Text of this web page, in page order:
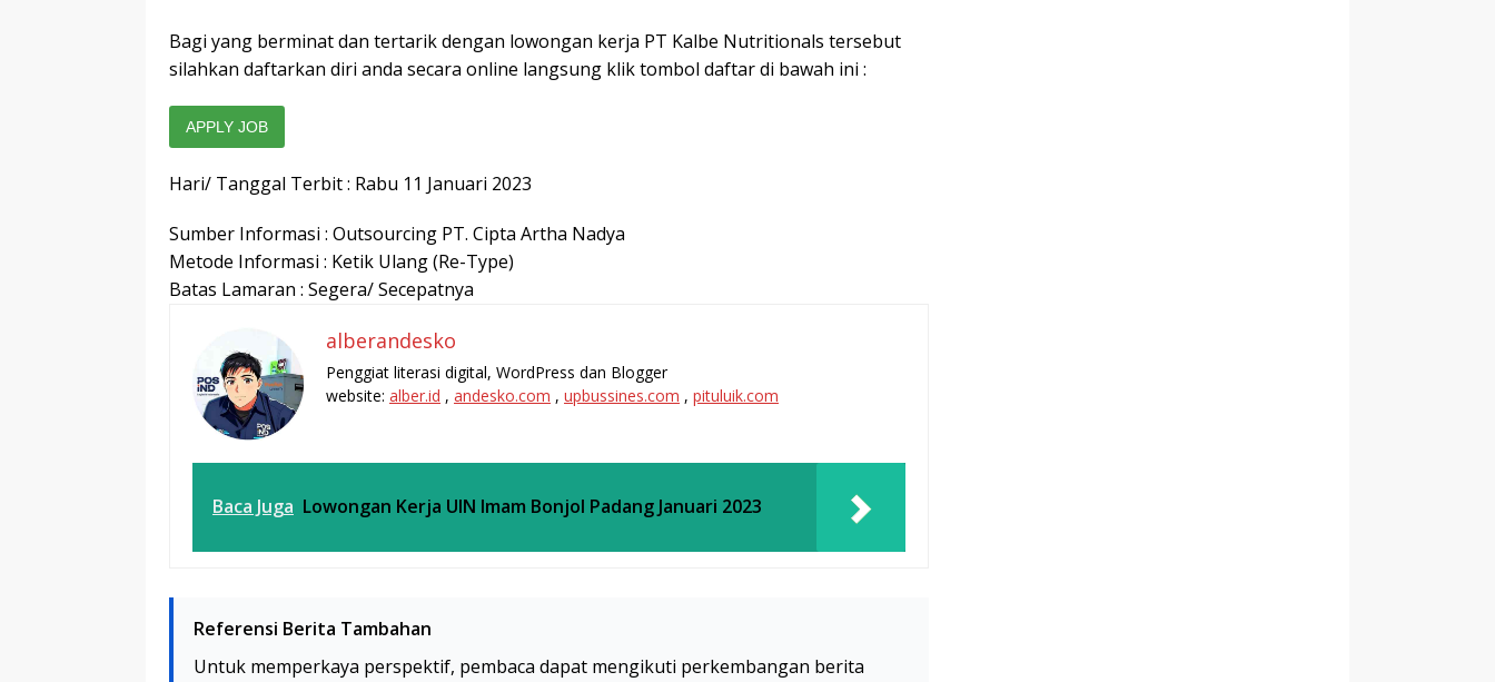
Bagi yang berminat dan tertarik dengan lowongan kerja PT Kalbe Nutritionals tersebut
silahkan daftarkan diri anda secara online langsung klik tombol daftar di bawah ini :
APPLY JOB
Hari/ Tanggal Terbit : Rabu 11 Januari 2023
Sumber Informasi : Outsourcing PT. Cipta Artha Nadya
Metode Informasi : Ketik Ulang (Re-Type)
Batas Lamaran : Segera/ Secepatnya
alberandesko
Penggiat literasi digital, WordPress dan Blogger
website: alber.id , andesko.com , upbussines.com , pituluik.com
Baca Juga Lowongan Kerja UIN Imam Bonjol Padang Januari 2023
Referensi Berita Tambahan
Untuk memperkaya perspektif, pembaca dapat mengikuti perkembangan berita